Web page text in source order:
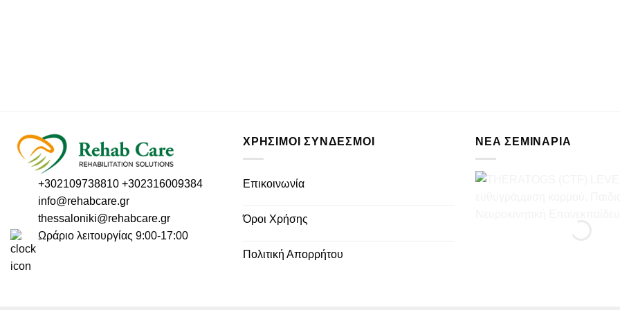
+302109738810 +302316009384
info@rehabcare.gr
thessaloniki@rehabcare.gr
Ωράριο λειτουργίας 9:00-17:00
ΧΡΗΣΙΜΟΙ ΣΥΝΔΕΣΜΟΙ
Επικοινωνία
Όροι Χρήσης
Πολιτική Απορρήτου
ΝΈΑ ΣΕΜΙΝΆΡΙΑ